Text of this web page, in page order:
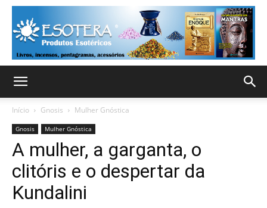
Início Gnosis Mulher Gnóstica
Gnosis Mulher Gnóstica
A mulher, a garganta, o
clitóris e o despertar da
Kundalini